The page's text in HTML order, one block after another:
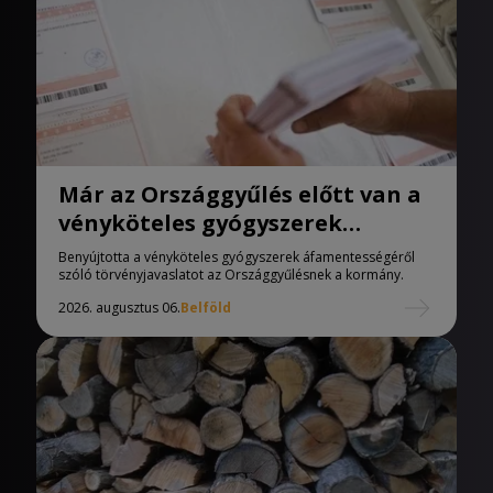
Már az Országgyűlés előtt van a
vényköteles gyógyszerek
áfamentességéről szóló
törvényjavaslat
Benyújtotta a vényköteles gyógyszerek áfamentességéről
szóló törvényjavaslatot az Országgyűlésnek a kormány.
2026. augusztus 06.Belföld